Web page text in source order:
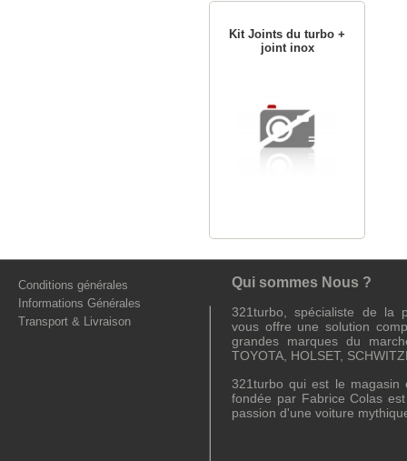
Kit Joints du turbo +
joint inox
Conditions générales
Informations Générales
Transport & Livraison
Qui sommes Nous ?
321turbo, spécialiste de la
vous offre une solution
grandes marques du
TOYOTA, HOLSET,
321turbo qui est le magasin
fondée par Fabrice Colas
passion d'une voiture